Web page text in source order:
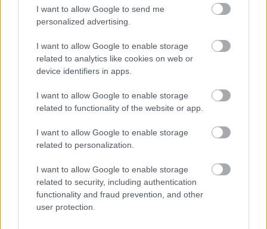
I want to allow Google to send me
personalized advertising.
I want to allow Google to enable storage
related to analytics like cookies on web or
device identifiers in apps.
I want to allow Google to enable storage
related to functionality of the website or app.
I want to allow Google to enable storage
related to personalization.
I want to allow Google to enable storage
related to security, including authentication
functionality and fraud prevention, and other
user protection.
rendszere
2022 szeptember 20. 09:30
Régen követelt változtatást hozott az Xbox
legutóbbi frissítése.
21.65%
A Microsoftnál folyamatosan dolgoznak az Xbox-
konzolok szoftveres finomhangolásán, melynek
keretében már javában zajlik operációs rendszer
kezelőfelületénektesztelése is. A gépek legutóbbi